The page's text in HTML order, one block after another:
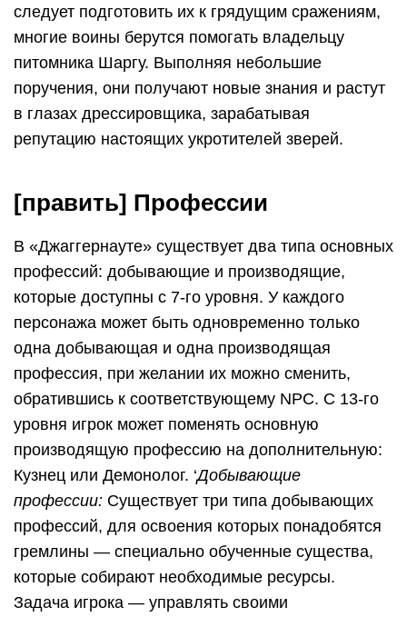
следует подготовить их к грядущим сражениям,
многие воины берутся помогать владельцу
питомника Шаргу. Выполняя небольшие
поручения, они получают новые знания и растут
в глазах дрессировщика, зарабатывая
репутацию настоящих укротителей зверей.
[править] Профессии
В «Джаггернауте» существует два типа основных
профессий: добывающие и производящие,
которые доступны с 7-го уровня. У каждого
персонажа может быть одновременно только
одна добывающая и одна производящая
профессия, при желании их можно сменить,
обратившись к соответствующему NPC. С 13-го
уровня игрок может поменять основную
производящую профессию на дополнительную:
Кузнец или Демонолог. ‘Добывающие
профессии: Существует три типа добывающих
профессий, для освоения которых понадобятся
гремлины — специально обученные существа,
которые собирают необходимые ресурсы.
Задача игрока — управлять своими